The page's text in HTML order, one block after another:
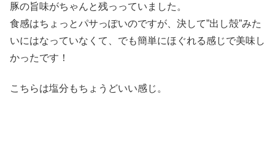
豚の旨味がちゃんと残っっていました。
食感はちょっとパサっぽいのですが、決して”出し殻”みた
いにはなっていなくて、でも簡単にほぐれる感じで美味し
かったです！
こちらは塩分もちょうどいい感じ。